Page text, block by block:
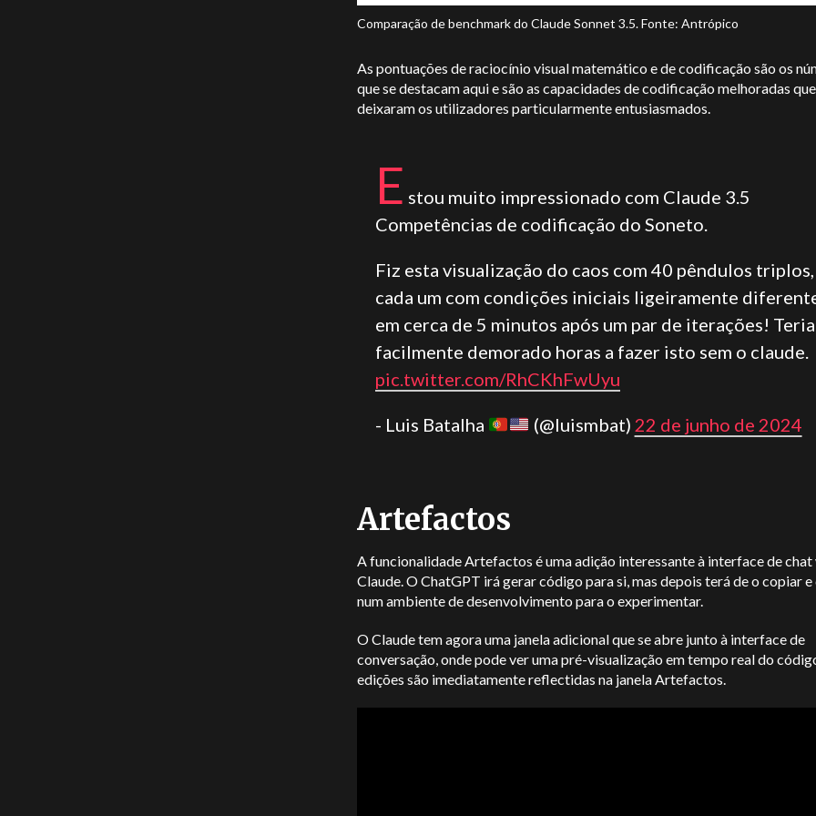
Comparação de benchmark do Claude Sonnet 3.5. Fonte: Antrópico
As pontuações de raciocínio visual matemático e de codificação são os
que se destacam aqui e são as capacidades de codificação melhoradas que
deixaram os utilizadores particularmente entusiasmados.
E stou muito impressionado com Claude 3.5
Competências de codificação do Soneto.
Fiz esta visualização do caos com 40 pêndulos triplos,
cada um com condições iniciais ligeiramente
em cerca de 5 minutos após um par de iterações! Teria
facilmente demorado horas a fazer isto sem o claude.
pic.twitter.com/RhCKhFwUyu
- Luis Batalha (@luismbat) 22 de junho de 2024
Artefactos
A funcionalidade Artefactos é uma adição interessante à interface de chat
Claude. O ChatGPT irá gerar código para si, mas depois terá de o copiar
num ambiente de desenvolvimento para o experimentar.
O Claude tem agora uma janela adicional que se abre junto à interface de
conversação, onde pode ver uma pré-visualização em tempo real do
edições são imediatamente reflectidas na janela Artefactos.